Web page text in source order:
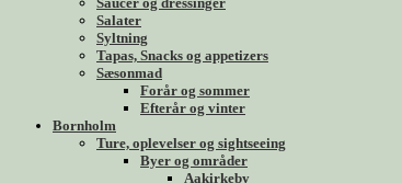
Salater
Syltning
Tapas, Snacks og appetizers
Sæsonmad
Forår og sommer
Efterår og vinter
Bornholm
Ture, oplevelser og sightseeing
Byer og områder
Aakirkeby